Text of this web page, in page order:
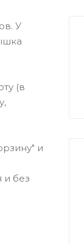
У
(в
и
и без